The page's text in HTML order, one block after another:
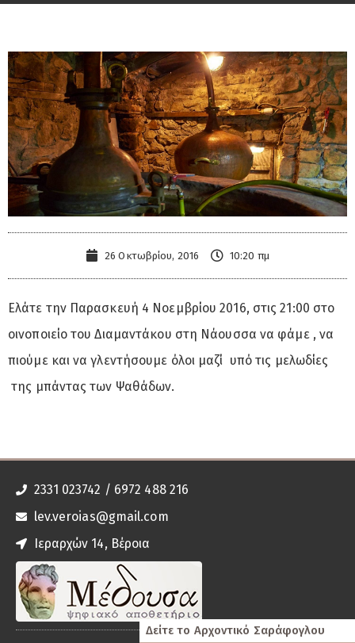
26 Οκτωβρίου, 2016 10:20 πμ
Ελάτε την Παρασκευή 4 Νοεμβρίου 2016, στις 21:00 στο
οινοποιείο του Διαμαντάκου στη Νάουσσα να φάμε , να
πιούμε και να γλεντήσουμε όλοι μαζί υπό τις μελωδίες
της μπάντας των Ψαθάδων.
Δείτε το Αρχοντικό Σαράφογλου
2331 023742 / 6972 488 216
lev.veroias@gmail.com
Ιεραρχών 14, Βέροια